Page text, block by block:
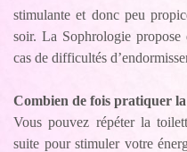
stimulante et donc peu
soir. La Sophrologie propose
cas de difficultés
Combien de fois pratiquer
Vous pouvez répéter la
suite pour stimuler votre